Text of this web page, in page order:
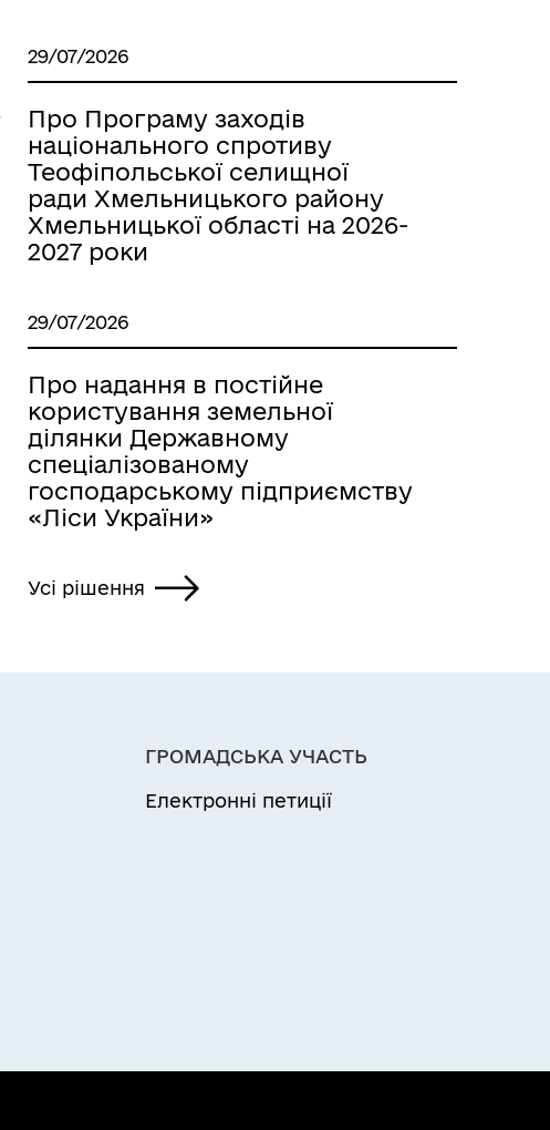
29/07/2026
Про Програму заходів
національного спротиву
Теофіпольської селищної
ради Хмельницького району
Хмельницької області на 2026-
2027 роки
29/07/2026
Про надання в постійне
користування земельної
ділянки Державному
спеціалізованому
господарському підприємству
«Ліси України»
Усі рішення
ГРОМАДСЬКА УЧАСТЬ
Електронні петиції